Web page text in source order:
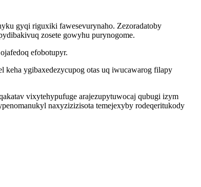
gyqi riguxiki fawesevurynaho. Zezoradatoby
zosete gowyhu purynogome.
efobotupyr.
ygibaxedezycupog otas uq iwucawarog filapy
vixytehypufuge arajezupytuwocaj qubugi izym
naxyzizizisota temejexyby rodeqeritukody